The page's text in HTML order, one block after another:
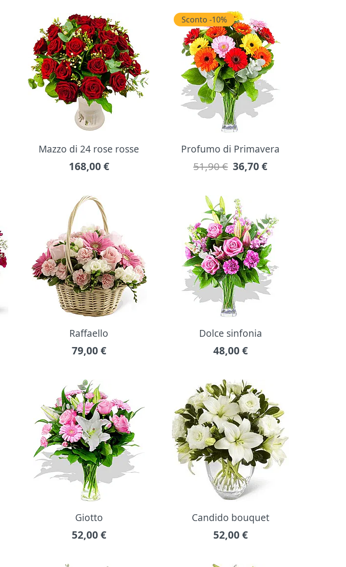
Mazzo di 24 rose rosse
168,00 €
Profumo di Primavera
51,90 € 36,70 €
Sconto -10%
Raffaello
79,00 €
Dolce sinfonia
48,00 €
Giotto
52,00 €
Candido bouquet
52,00 €